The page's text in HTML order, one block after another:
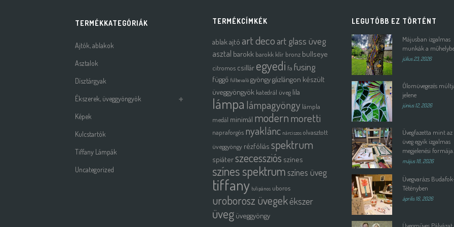
TERMÉKKATEGÓRIÁK
Ajtók, ablakok
Asztalok
Dísztárgyak
Ékszerek, üveggyöngyök
Képek
Kulcstartók
Tiffany Lámpák
Uncategorized
TERMÉKCÍMKÉK
ablakajtó art deco art glass üveg
asztal barokk barokk klír bronz bullseye
citromos csillár egyedi fa fusing
függő fülbevaló gyöngygázlángon készült
üveggyöngyök katedrál üveg lila
lámpa lámpagyöngy lámpla
medál minimál modernmoretti
napraforgós nyaklánc nárciszos olvasztott
üveggyöngy rézfóliás spektrum
spiáterszecessziós színes
színes spektrumszínes üveg
tiffany tulipános uboros
uroborosz üvegekékszer
üveg üveggyöngy
LEGUTÓBB EZ TÖRTÉNT
Májusban izgalmas
munkák a
július 23, 2026
Ólomüvegezés
jelene
június 12, 2026
Üvegfazetta mint az
üveg egyik izgalmas
megjelenési formája.
május 18, 2026
Üvegvarázs
Tétényben
április 16, 2026